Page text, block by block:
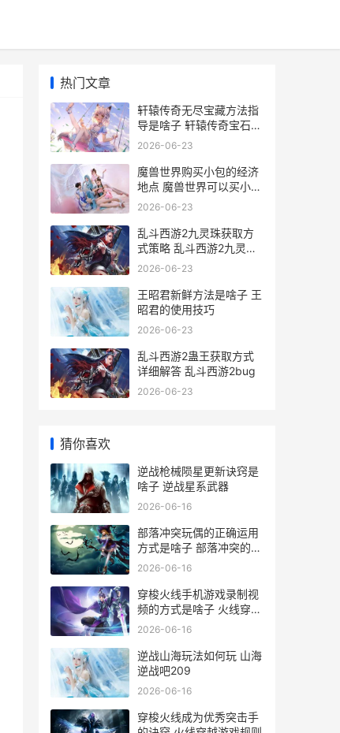
热门文章
轩辕传奇无尽宝藏方法指
导是啥子 轩辕传奇宝石合
成
2026-06-23
魔兽世界购买小包的经济
地点 魔兽世界可以买小时
的吗
2026-06-23
乱斗西游2九灵珠获取方
式策略 乱斗西游2九灵元
圣和弥勒佛哪个好
2026-06-23
王昭君新鲜方法是啥子 王
昭君的使用技巧
2026-06-23
乱斗西游2蛊王获取方式
详细解答 乱斗西游2bug
2026-06-23
猜你喜欢
逆战枪械陨星更新诀窍是
啥子 逆战星系武器
2026-06-16
部落冲突玩偶的正确运用
方式是啥子 部落冲突的整
容
2026-06-16
穿梭火线手机游戏录制视
频的方式是啥子 火线穿越
游戏下载
2026-06-16
逆战山海玩法如何玩 山海
逆战吧209
2026-06-16
穿梭火线成为优秀突击手